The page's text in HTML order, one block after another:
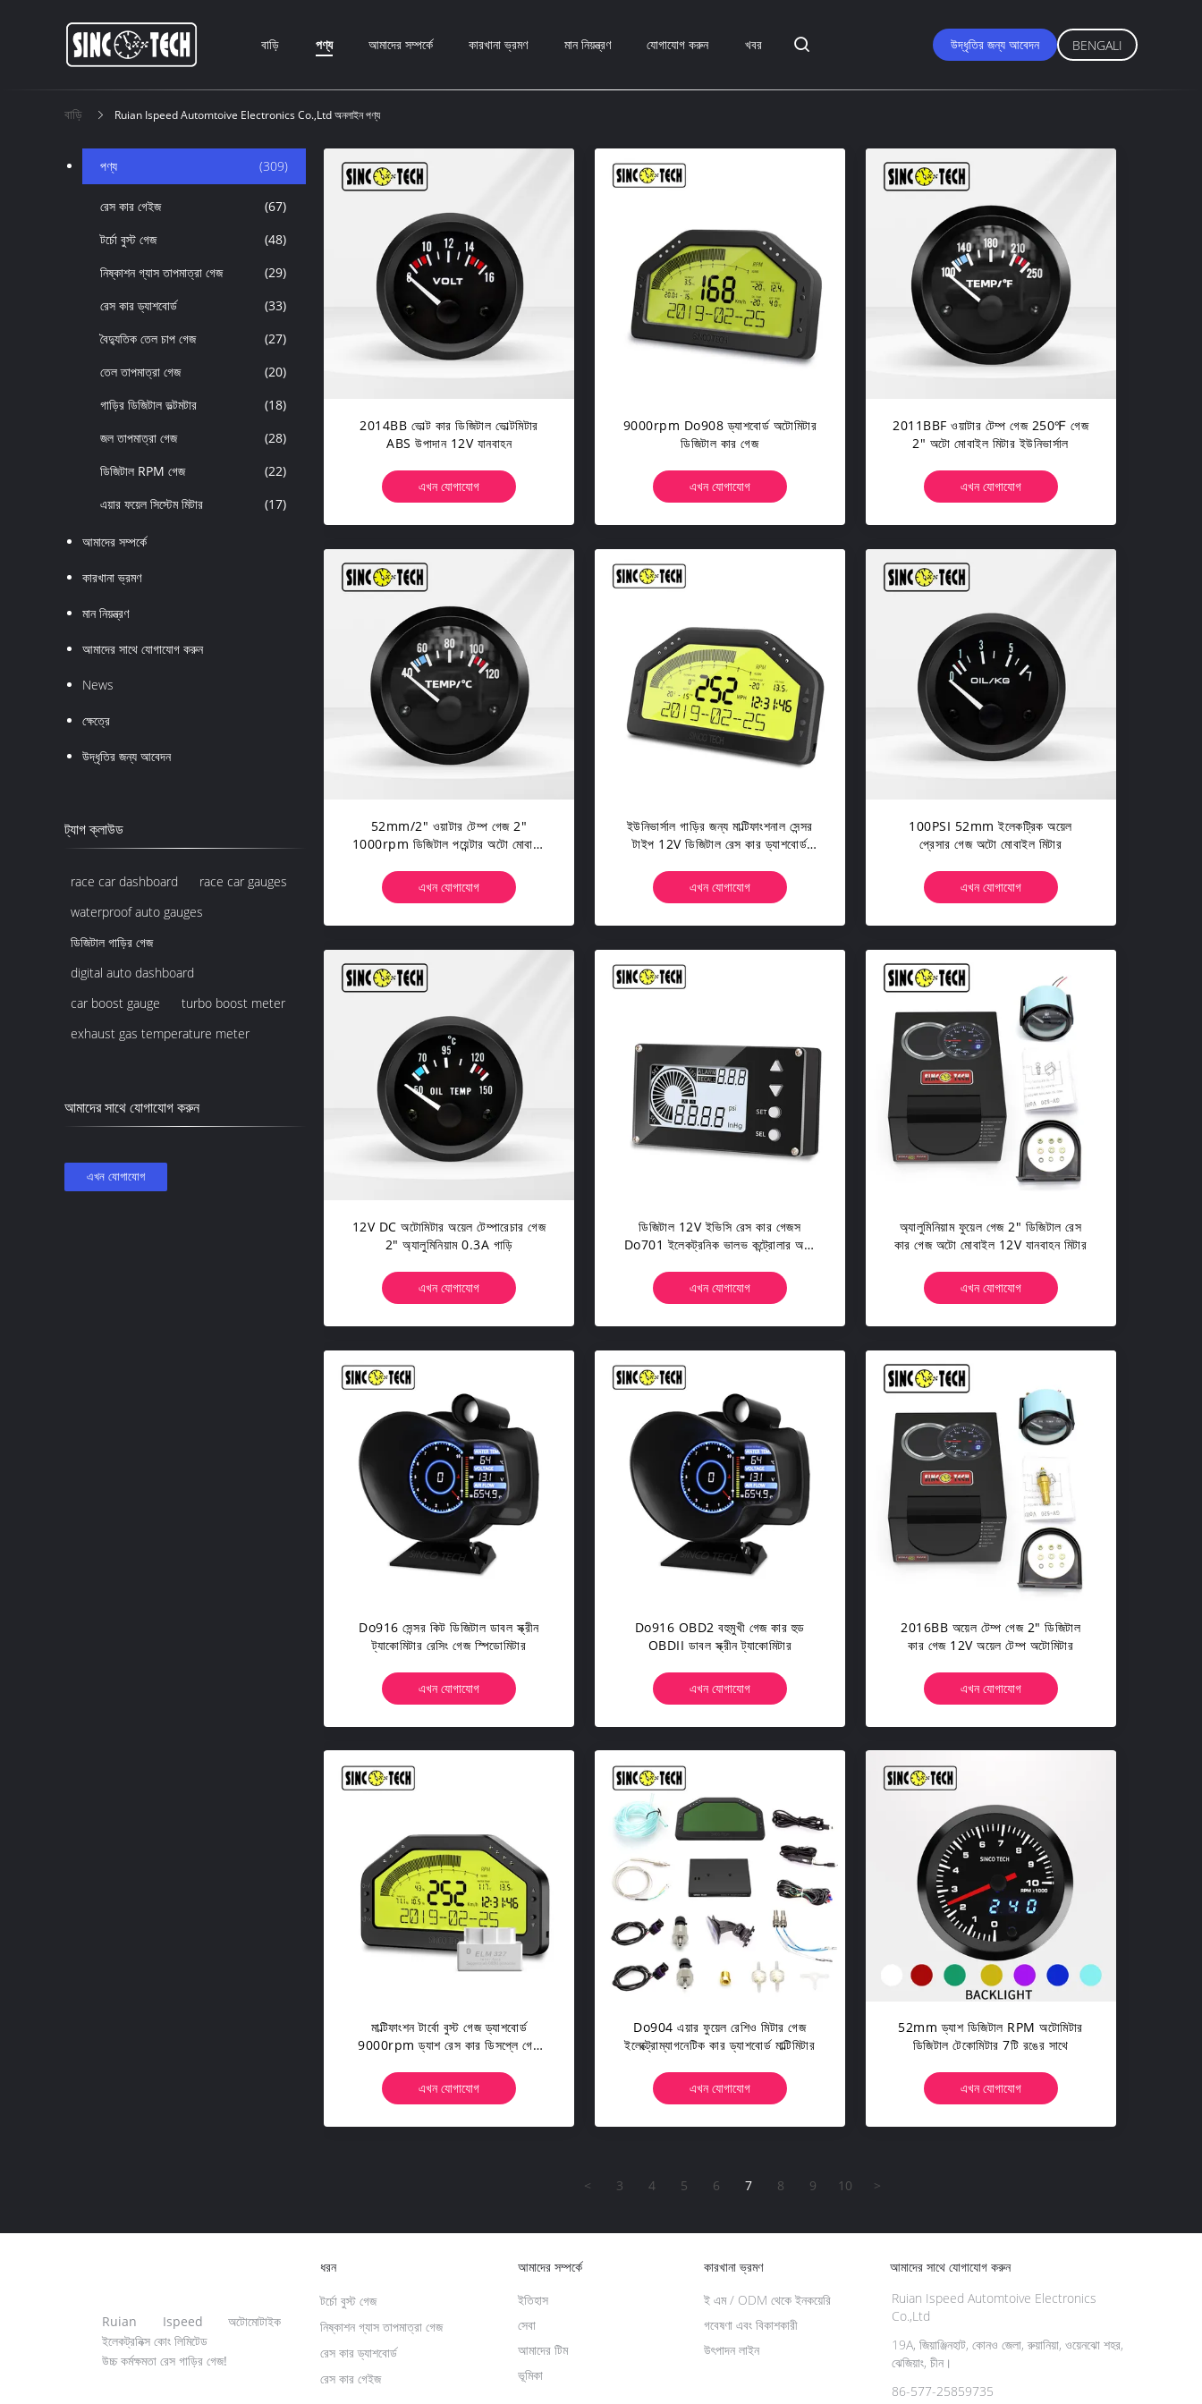
বাড়ি পণ্য আমাদের সম্পর্কে কারখানা ভ্রমণ মান নিয়ন্ত্রণ যোগাযোগ করুন খবর উদ্ধৃতির জন্য আবেদন BENGALI
বাড়ি Ruian Ispeed Automtoive Electronics Co.,Ltd অনলাইন পণ্য
পণ্য (309)
রেস কার গেইজ
(67)
টর্চো বুস্ট গেজ
(48)
নিষ্কাশন গ্যাস তাপমাত্রা গেজ
(29)
রেস কার ড্যাশবোর্ড
(33)
বৈদ্যুতিক তেল চাপ গেজ
(27)
তেল তাপমাত্রা গেজ
(20)
গাড়ির ডিজিটাল ভল্টমটার
(18)
জল তাপমাত্রা গেজ
(28)
ডিজিটাল RPM গেজ
(22)
এয়ার ফয়েল সিস্টেম মিটার
(17)
আমাদের সম্পর্কে
কারখানা ভ্রমণ
মান নিয়ন্ত্রণ
আমাদের সাথে যোগাযোগ করুন
News
ক্ষেত্রে
উদ্ধৃতির জন্য আবেদন
ট্যাগ ক্লাউড
race car dashboard
race car gauges
waterproof auto gauges
ডিজিটাল গাড়ির গেজ
digital auto dashboard
car boost gauge
turbo boost meter
exhaust gas temperature meter
আমাদের সাথে যোগাযোগ করুন
2014BB ভোল্ট কার ডিজিটাল ভোল্টমিটার
ABS উপাদান 12V যানবাহন
এখন যোগাযোগ
9000rpm Do908 ড্যাশবোর্ড অটোমিটার
ডিজিটাল কার গেজ
এখন যোগাযোগ
2011BBF ওয়াটার টেম্প গেজ 250℉ গেজ
2" অটো মোবাইল মিটার ইউনিভার্সাল
এখন যোগাযোগ
52mm/2" ওয়াটার টেম্প গেজ 2"
1000rpm ডিজিটাল পয়েন্টার অটো মোবাইল
এখন যোগাযোগ
ইউনিভার্সাল গাড়ির জন্য মাল্টিফাংশনাল সেন্সর
টাইপ 12V ডিজিটাল রেস কার ড্যাশবোর্ড
এখন যোগাযোগ
100PSI 52mm ইলেকট্রিক অয়েল
প্রেসার গেজ অটো মোবাইল মিটার
এখন যোগাযোগ
12V DC অটোমিটার অয়েল টেম্পারেচার গেজ
2" অ্যালুমিনিয়াম 0.3A গাড়ি
এখন যোগাযোগ
ডিজিটাল 12V ইভিসি রেস কার গেজস
Do701 ইলেকট্রনিক ভালভ কন্ট্রোলার অটো
এখন যোগাযোগ
অ্যালুমিনিয়াম ফুয়েল গেজ 2" ডিজিটাল রেস
কার গেজ অটো মোবাইল 12V যানবাহন মিটার
এখন যোগাযোগ
Do916 সেন্সর কিট ডিজিটাল ডাবল স্ক্রীন
ট্যাকোমিটার রেসিং গেজ স্পিডোমিটার
এখন যোগাযোগ
Do916 OBD2 বহুমুখী গেজ কার হুড
OBDII ডাবল স্ক্রীন ট্যাকোমিটার
এখন যোগাযোগ
2016BB অয়েল টেম্প গেজ 2" ডিজিটাল
কার গেজ 12V অয়েল টেম্প অটোমিটার
এখন যোগাযোগ
মাল্টিফাংশন টার্বো বুস্ট গেজ ড্যাশবোর্ড
9000rpm ড্যাশ রেস কার ডিসপ্লে গেজ
এখন যোগাযোগ
Do904 এয়ার ফুয়েল রেশিও মিটার গেজ
ইলেক্ট্রোম্যাগনেটিক কার ড্যাশবোর্ড মাল্টিমিটার
এখন যোগাযোগ
52mm ড্যাশ ডিজিটাল RPM অটোমিটার
ডিজিটাল টেকোমিটার 7টি রঙের সাথে
এখন যোগাযোগ
< 3 4 5 6 7 8 9 10 >
Ruian Ispeed অটোমোটাইক
ইলেকট্রনিক্স কোং লিমিটেড
উচ্চ কর্মক্ষমতা রেস গাড়ির গেজ!
ধরন
রেস কার গেইজ
টর্চো বুস্ট গেজ
নিষ্কাশন গ্যাস তাপমাত্রা গেজ
রেস কার ড্যাশবোর্ড
আমাদের সম্পর্কে
ভূমিকা
ইতিহাস
সেবা
আমাদের টিম
কারখানা ভ্রমণ
উৎপাদন লাইন
ই এম / ODM থেকে ইনকয়েরি
গবেষণা এবং বিকাশকারী
আমাদের সাথে যোগাযোগ করুন
Ruian Ispeed Automtoive Electronics
Co.,Ltd
19A, জিয়াঞ্জিনহাট, কোনও জেলা, রুয়ানিয়া, ওয়েনঝো শহর,
ঝেজিয়াং, চীন।
86-577-25859735